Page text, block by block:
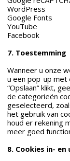
WordPress
Google Fonts
YouTube
Facebook
7. Toestemming
Wanneer u onze
u een pop-up met
“Opslaan” klikt,
de categorieën
geselecteerd,
het gebruik van
houd er rekening
meer goed
8. Cookies in-